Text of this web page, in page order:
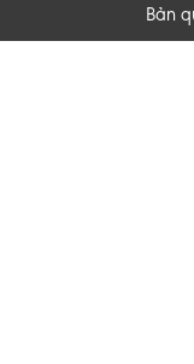
Bản